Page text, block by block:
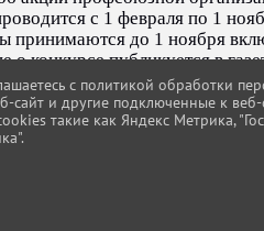
с 1 февраля по 1
принимаются до 1 ноября
о конкурсе публикуется в
с политикой обработки
сайт и другие подключенные к веб-
такие как Яндекс Метрика,